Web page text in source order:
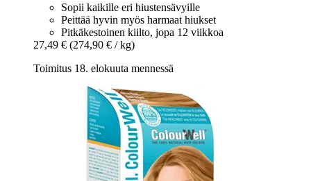
Sopii kaikille eri hiustensävyille
Peittää hyvin myös harmaat hiukset
Pitkäkestoinen kiilto, jopa 12 viikkoa
27,49 € (274,90 € / kg)
Toimitus 18. elokuuta mennessä